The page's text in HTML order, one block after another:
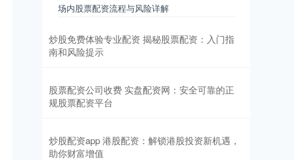
场内股票配资流程与风险详解
炒股免费体验专业配资 揭秘股票配资：入门指
南和风险提示
股票配资公司收费 实盘配资网：安全可靠的正
规股票配资平台
炒股配资app 港股配资：解锁港股投资新机遇，
助你财富增值